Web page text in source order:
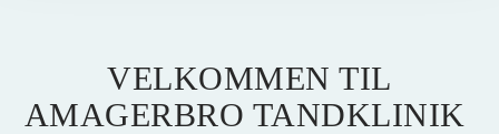
VELKOMMEN TIL
AMAGERBRO TANDKLINIK